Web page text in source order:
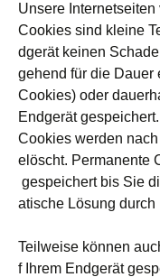
Unsere Internetseiten
Cookies sind kleine
dgerät keinen
gehend für die Dauer
Cookies) oder
Endgerät
Cookies werden
elöscht. Permanente
gespeichert bis Sie
atische Lösung durch
Teilweise können
f Ihrem Endgerät